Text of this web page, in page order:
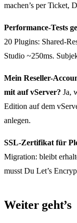
machen’s per Ticket,
Performance-Tests
20 Plugins: Shared-
Studio ~250ms.
Mein Reseller-
mit auf vServer? Ja,
Edition auf dem
anlegen.
SSL-Zertifikat für
Migration: bleibt
musst Du Let’s
Weiter geht’s